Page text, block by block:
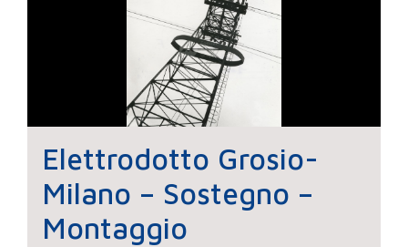
Elettrodotto Grosio-
Milano – Sostegno –
Montaggio